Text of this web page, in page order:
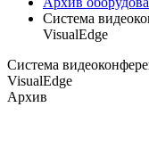
Система
VisualEdge
Система
VisualEdge
Архив